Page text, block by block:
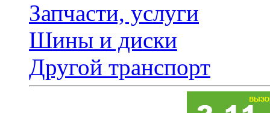
Запчасти, услуги
Шины и диски
Другой транспорт